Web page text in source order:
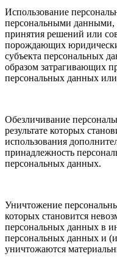
Использование
персональными данными,
принятия решений или
порождающих
субъекта персональных
образом затрагивающих
персональных данных
Обезличивание
результате которых
использования
принадлежность
персональных данных.
Уничтожение
которых становится
персональных данных в
персональных данных и
уничтожаются